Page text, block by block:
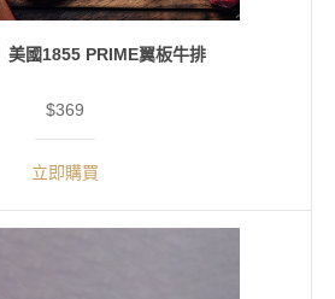
美國1855 PRIME翼板牛排
$369
立即購買